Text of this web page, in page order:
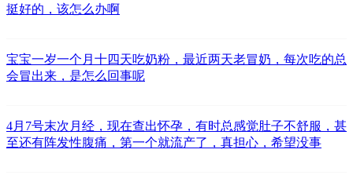
挺好的，该怎么办啊
宝宝一岁一个月十四天吃奶粉，最近两天老冒奶，每次吃的总
会冒出来，是怎么回事呢
4月7号末次月经，现在查出怀孕，有时总感觉肚子不舒服，甚
至还有阵发性腹痛，第一个就流产了，真担心，希望没事